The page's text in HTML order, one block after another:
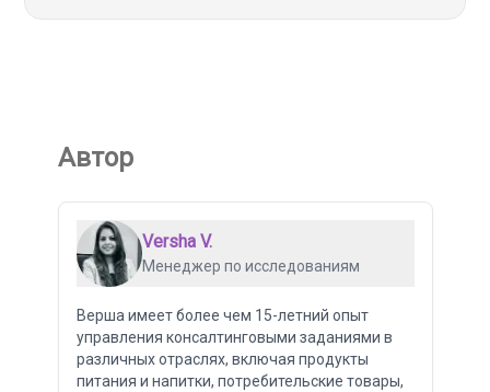
Автор
Versha V.
Менеджер по исследованиям
Верша имеет более чем 15-летний опыт
управления консалтинговыми заданиями в
различных отраслях, включая продукты
питания и напитки, потребительские товары,